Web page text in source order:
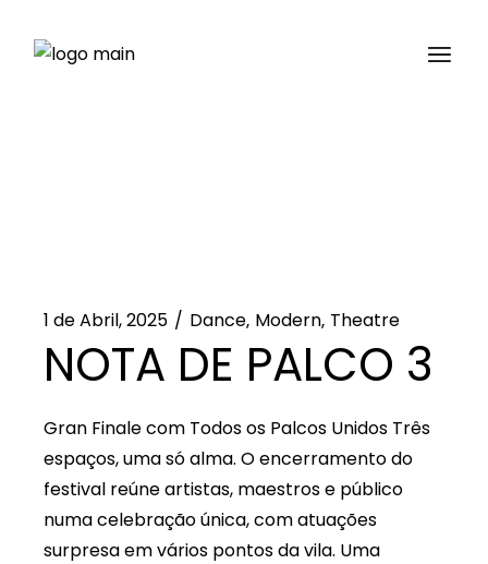
conteúdo
1 de Abril, 2025 Dance Modern Theatre
NOTA DE PALCO 3
Gran Finale com Todos os Palcos Unidos Três
espaços, uma só alma. O encerramento do
festival reúne artistas, maestros e público
numa celebração única, com atuações
surpresa em vários pontos da vila. Uma